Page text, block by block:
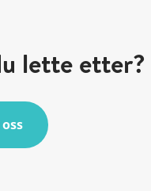
lette etter?